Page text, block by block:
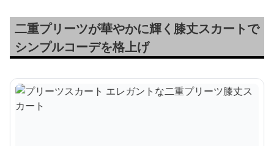
二重プリーツが華やかに輝く膝丈スカートで
シンプルコーデを格上げ